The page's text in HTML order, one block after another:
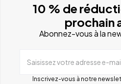
10 % de
prochain
Abonnez-vous à la
Saisissez votre adresse e-
Inscrivez-vous à notre